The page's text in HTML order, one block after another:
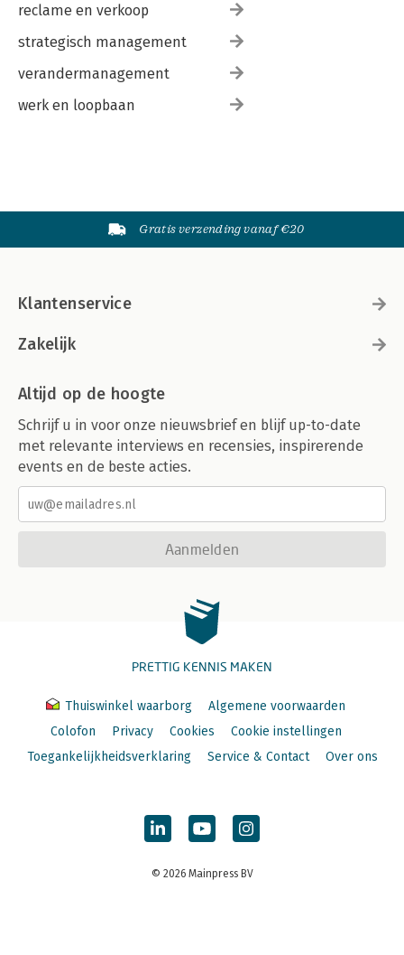
reclame en verkoop
strategisch management
verandermanagement
werk en loopbaan
Gratis verzending vanaf €20
Klantenservice
Zakelijk
Altijd op de hoogte
Schrijf u in voor onze nieuwsbrief en blijf up-to-date
met relevante interviews en recensies, inspirerende
events en de beste acties.
Aanmelden
PRETTIG KENNIS MAKEN
Thuiswinkel waarborg
Algemene voorwaarden
Colofon
Privacy Cookies
Cookie instellingen
Toegankelijkheidsverklaring
Service & Contact Over ons
© 2026 Mainpress BV